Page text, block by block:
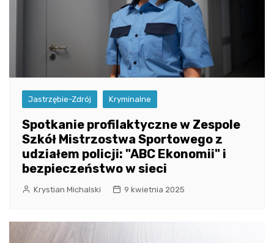
Jastrzębie-Zdrój Kryminalne
Spotkanie profilaktyczne w Zespole
Szkół Mistrzostwa Sportowego z
udziałem policji: "ABC Ekonomii" i
bezpieczeństwo w sieci
Krystian Michalski 9 kwietnia 2025